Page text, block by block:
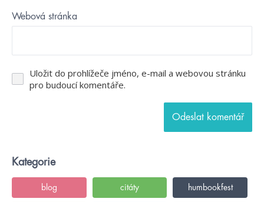
Webová stránka
Uložit do prohlížeče jméno, e-mail a webovou stránku
pro budoucí komentáře.
Kategorie
blog citáty humbookfest